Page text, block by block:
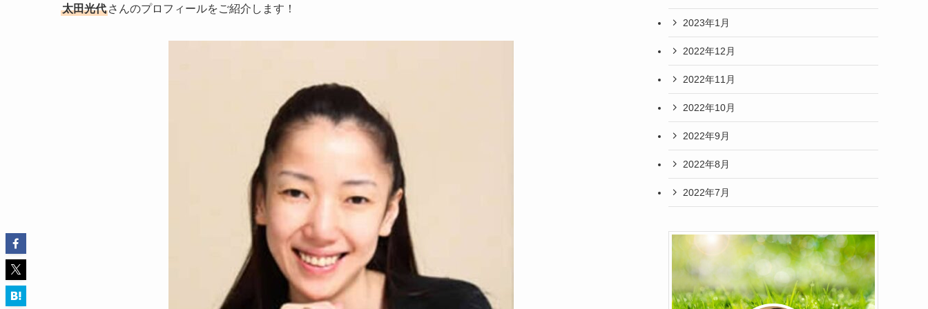
太田光代 さんのプロフィールをご紹介します！
2023年1月
2022年12月
2022年11月
2022年10月
2022年9月
2022年8月
2022年7月